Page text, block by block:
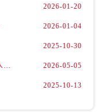
2026-01-20
2026-01-04
2025-10-30
3秒识破假欧米茄！这些细节90%的人都忽略了 2026-05-05
2025-10-13